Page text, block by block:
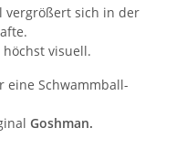
vergrößert sich in der
visuell.
eine Schwammball-
Goshman.